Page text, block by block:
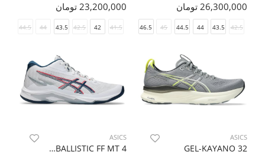
26,300,000 تومان
42.5
43.5
44
44.5
45
46.5
23,200,000 تومان
41.5
42
42.5
43.5
44
44.5
ASICS
GEL-KAYANO 32
ASICS
NETBURNER BALLISTIC FF MT 4